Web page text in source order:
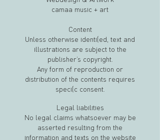
camaa music + art
Content
Unless otherwise identified, text and
illustrations are subject to the
publisher’s copyright.
Any form of reproduction or
distribution of the contents requires
specific consent.
Legal liabilities
No legal claims whatsoever may be
asserted resulting from the
information and texts on the website